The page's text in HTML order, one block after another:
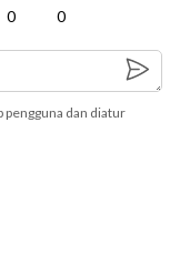
0 0
pengguna dan diatur